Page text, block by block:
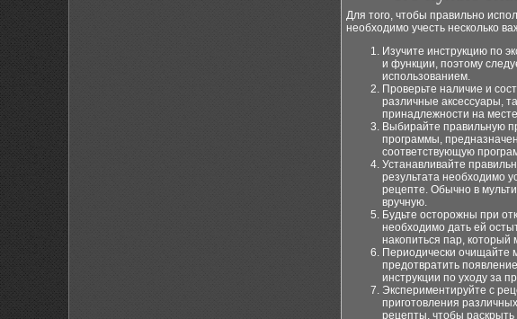
Для того, чтобы правильно
необходимо учесть несколько
Изучите инструкцию по
и функции, поэтому
использованием.
Проверьте наличие и
различные аксессуары,
принадлежности на
Выбирайте правильную
программы,
соответствующую
Устанавливайте
результата необходимо
рецепте. Обычно в
вручную.
Будьте осторожны при
необходимо дать ей
накопиться пар, который
Периодически очищайте
предотвратить
инструкции по уходу за
Экспериментируйте с
приготовления
рецепты, чтобы